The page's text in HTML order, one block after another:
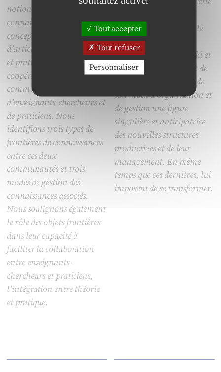
notion de frontières de
connaissances pour
conceptualiser les difficultés
d’articulation entre théorie
et pratique et de
coopération entre les
communautés
d’enseignants-chercheurs et
de praticiens. Nous
identifions trois types de
frontières de connaissances
entre ces deux
communautés et trois
modes de gestion des
connaissances associés.
Nous soulignons également
le rôle des objets frontières
dans leur capacité à
faciliter la collaboration
entre enseignants-
chercheurs et praticiens,
l’intégration entre théorie
et pratique.
inscrit l’artisan dans « le
nouvel esprit du
capitalisme » (Boltanski et
Chiapello, 1999) et fait de
l’entreprise artisanale, de
son mode d’organisation et
de gestion une figure
singulière et anticipatrice
des nouvelles structures
productives et de leur
management. En même
temps que ces dernières, lui
imposent de se transformer.
Tout accepter
Tout refuser
Personnaliser